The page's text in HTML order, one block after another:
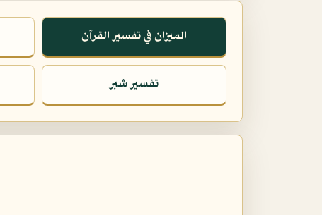
الميزان في تفسير القرآن
تفسير شبر